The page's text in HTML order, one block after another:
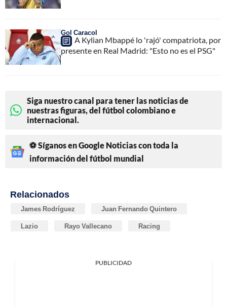
Gol Caracol
A Kylian Mbappé lo 'rajó' compatriota, por
presente en Real Madrid: "Esto no es el PSG"
Siga nuestro canal para tener las noticias de
nuestras figuras, del fútbol colombiano e
internacional.
⚽ Síganos en Google Noticias con toda la
información del fútbol mundial
Relacionados
James Rodríguez Juan Fernando Quintero
Lazio Rayo Vallecano Racing
PUBLICIDAD